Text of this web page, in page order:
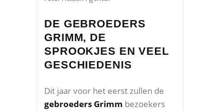
DE GEBROEDERS
GRIMM, DE
SPROOKJES EN VEEL
GESCHIEDENIS
Dit jaar voor het eerst zullen de
gebroeders Grimm bezoekers